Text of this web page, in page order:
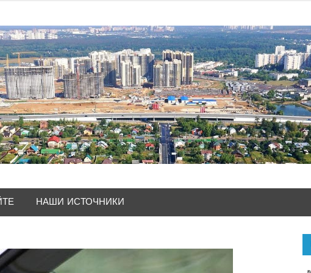
НАШИ ИСТОЧНИКИ